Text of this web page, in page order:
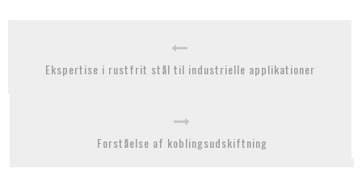
Ekspertise i rustfrit stål til industrielle applikationer
Forståelse af koblingsudskiftning